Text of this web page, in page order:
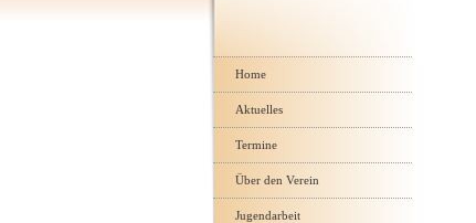
Navigation
überspringen
Home
Aktuelles
Termine
Über den Verein
Jugendarbeit